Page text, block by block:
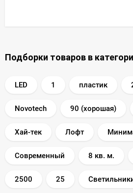
Подборки товаров в
LED 1 пластик
Novotech 90 (хорошая)
Хай-тек Лофт
Современный 8 кв. м.
2500 25